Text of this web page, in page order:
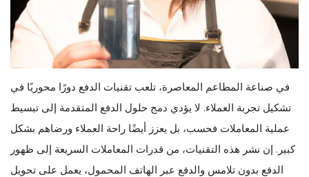
في صناعة المطاعم المعاصرة، تلعب تقنيات الدفع دورًا محوريًا في
تشكيل تجربة العملاء. لا يؤدي دمج حلول الدفع المتقدمة إلى تبسيط
عملية المعاملات فحسب، بل يعزز أيضًا راحة العملاء ورضاهم بشكل
كبير. إن نشر هذه التقنيات، من قدرات المعاملات السريعة إلى ظهور
الدفع بدون تلامس والدفع عبر الهاتف المحمول، يعمل على تحويل